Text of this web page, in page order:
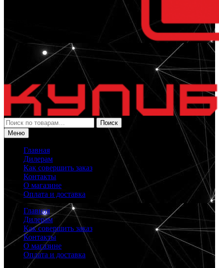
Искать:
Поиск
Меню
Главная
Дилерам
Как совершить заказ
Контакты
О магазине
Оплата и доставка
Главная
Дилерам
Как совершить заказ
Контакты
О магазине
Оплата и доставка